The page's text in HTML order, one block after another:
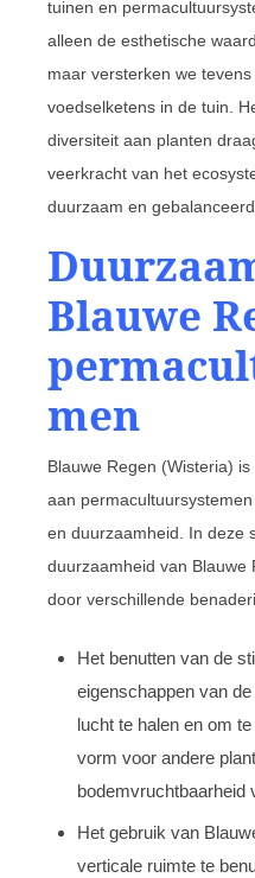
tuinen en
alleen de esthetische
maar versterken we
voedselketens in de tuin.
diversiteit aan planten
veerkracht van het
duurzaam en
Blauwe
men
Blauwe Regen (Wisteria)
aan
en duurzaamheid. In deze
duurzaamheid van Blauwe
door verschillende
Het benutten van de
eigenschappen van
lucht te halen en om
vorm voor andere
bodemvruchtbaarheid
Het gebruik van
verticale ruimte te